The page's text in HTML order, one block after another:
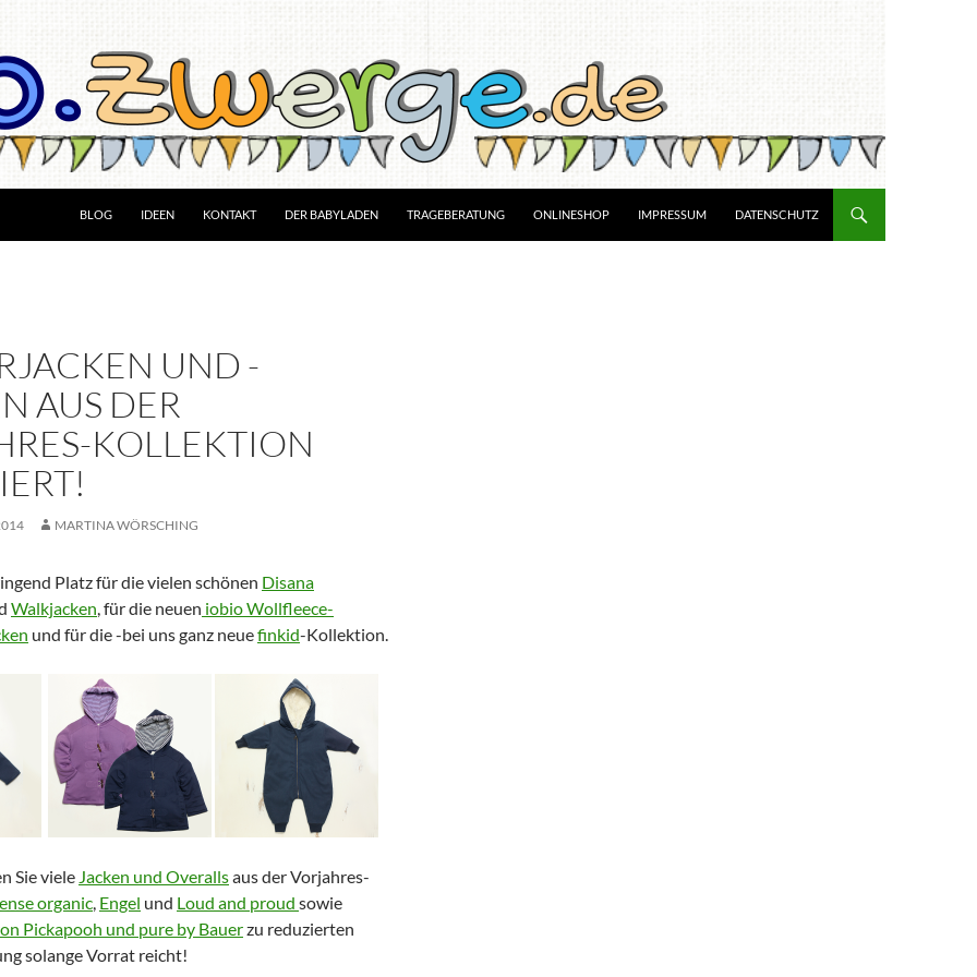
BLOG IDEEN KONTAKT DER BABYLADEN TRAGEBERATUNG ONLINESHOP IMPRESSUM DATENSCHUTZ
UND -
AUS DER
KOLLEKTION
MARTINA WÖRSCHING
Platz für die vielen schönen Disana
Walkjacken, für die neuen iobio Wollfleece-
und für die -bei uns ganz neuefinkid-Kollektion.
Sie viele Jacken und Overallsaus der Vorjahres-
organic, Engel und Loud and proud sowie
Pickapooh und pure by Bauerzu reduzierten
solange Vorrat reicht!